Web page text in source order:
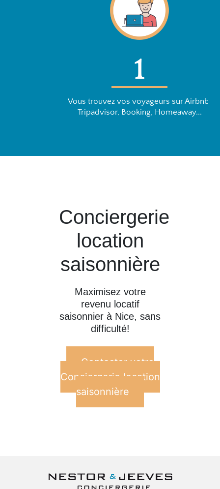
1
Vous trouvez vos voyageurs sur Airbnb,
Tripadvisor, Booking, Homeaway...
Conciergerie
location
saisonnière
Maximisez votre
revenu locatif
saisonnier à Nice, sans
difficulté!
Contacter votre
Conciergerie location
saisonnière